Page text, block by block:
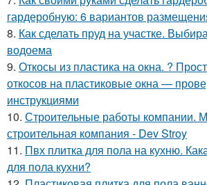
гардеробную: 6 вариантов
8. Как сделать пруд на участке.
водоема
9. Откосы из пластика на окна. ?
откосов на пластиковые окна —
инструкциями
10. Строительные работы компании.
строительная компания - Dev Stroy
11. Пвх плитка для пола на кухню.
для пола кухни?